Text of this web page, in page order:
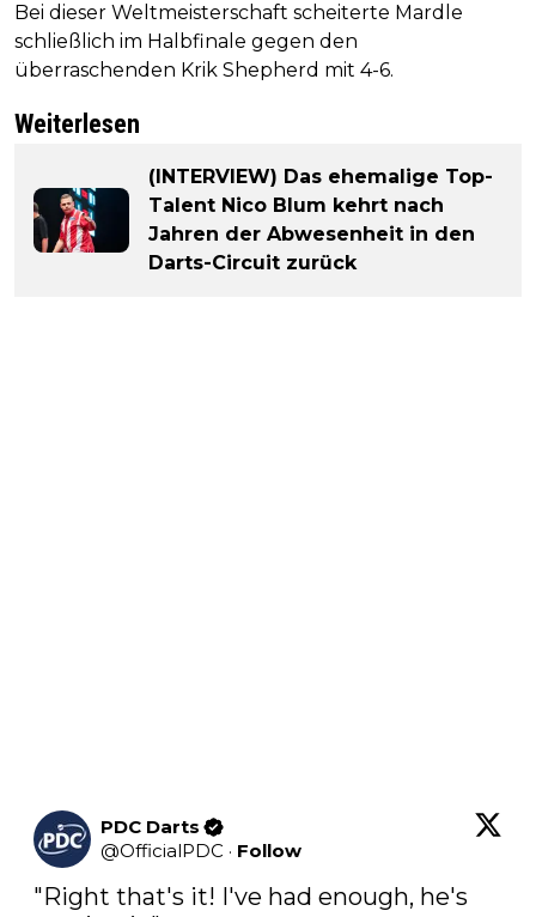
Bei dieser Weltmeisterschaft scheiterte Mardle
schließlich im Halbfinale gegen den
überraschenden Krik Shepherd mit 4-6.
Weiterlesen
(INTERVIEW) Das ehemalige Top-
Talent Nico Blum kehrt nach
Jahren der Abwesenheit in den
Darts-Circuit zurück
PDC Darts
@OfficialPDC · Follow
"Right that's it! I've had enough, he's